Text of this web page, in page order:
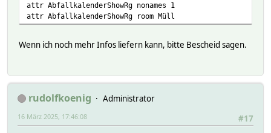
attr AbfallkalenderShowRg nonames 1
attr AbfallkalenderShowRg room Müll
Wenn ich noch mehr Infos liefern kann, bitte Bescheid sagen.
rudolfkoenig
Administrator
#17
16 März 2025, 17:46:08